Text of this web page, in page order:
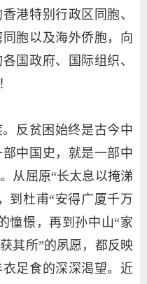
港特别行政区同胞、
胞以及海外侨胞，向
国政府、国际组织、
反贫困始终是古今中
中国史，就是一部中
从屈原“长太息以掩涕
到杜甫“安得广厦千万
憧憬，再到孙中山“家
其所”的夙愿，都反映
衣足食的深深渴望。近